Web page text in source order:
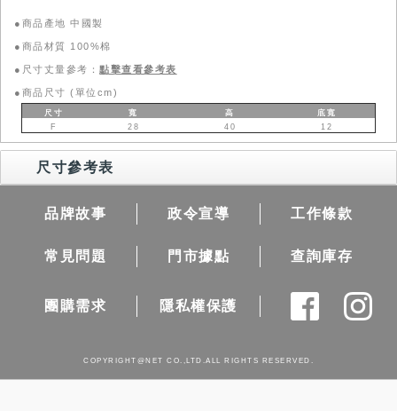
●商品產地 中國製
●商品材質 100%棉
●尺寸丈量參考： 點擊查看參考表
●商品尺寸 (單位cm)
尺寸 寬 高
底寬
F
28 40 12
尺寸參考表
品牌故事 政令宣導 工作條款
常見問題 門市據點 查詢庫存
團購需求 隱私權保護
COPYRIGHT@NET CO.,LTD.ALL RIGHTS RESERVED.